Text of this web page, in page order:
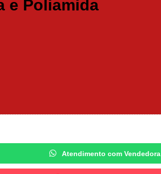
e Poliamida
Atendimento com Vendedora